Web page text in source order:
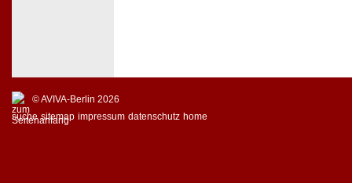
© AVIVA-Berlin 2026
suche sitemap impressum datenschutz home